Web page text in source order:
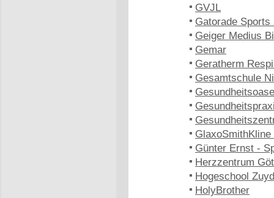
GVJL
Gatorade
Geiger Medius
Gemar
Geratherm
Gesamtschule
GlaxoSmithKline
Günter Ernst -
Herzzentrum
Hogeschool Zuyd
HolyBrother